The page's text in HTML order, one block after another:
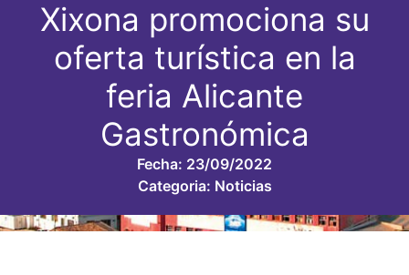
Xixona promociona su
oferta turística en la
feria Alicante
Gastronómica
Fecha: 23/09/2022
Categoria: Noticias